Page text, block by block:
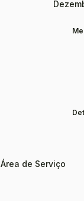
Área de Serviço